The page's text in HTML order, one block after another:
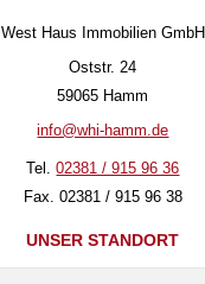
West Haus Immobilien GmbH
Oststr. 24
59065 Hamm
info@whi-hamm.de
Tel.02381 / 915 96 36
Fax. 02381 / 915 96 38
UNSER STANDORT